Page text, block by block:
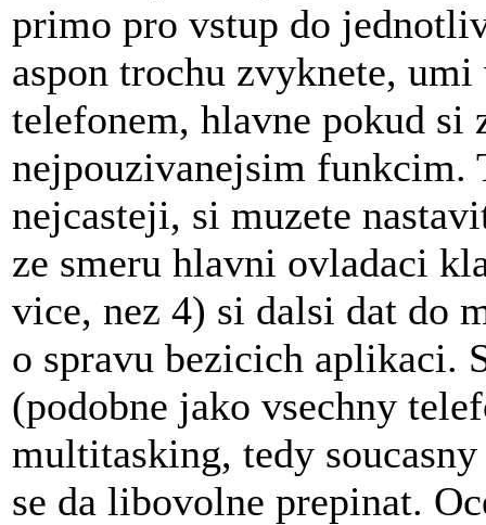
primo pro vstup do
aspon trochu zvyknete,
telefonem, hlavne pokud si
nejpouzivanejsim funkcim.
nejcasteji, si muzete
ze smeru hlavni ovladaci
vice, nez 4) si dalsi dat do
o spravu bezicich aplikaci.
(podobne jako vsechny
multitasking, tedy
se da libovolne prepinat.